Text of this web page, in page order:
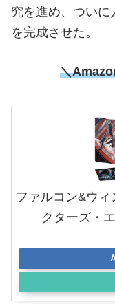
究を進め、つい
を完成させた。
＼
ファルコン&ウ
クターズ・